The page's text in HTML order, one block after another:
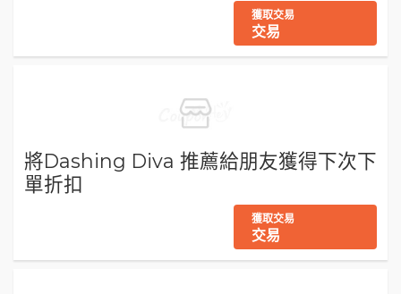
獲取交易
交易
將Dashing Diva 推薦給朋友獲得下次下
單折扣
獲取交易
交易